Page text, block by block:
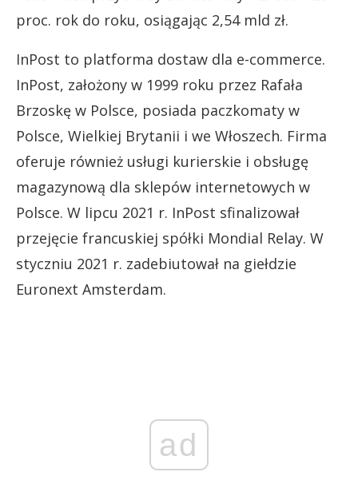
proc. rok do roku, osiągając 2,54 mld zł.
InPost to platforma dostaw dla e-commerce.
InPost, założony w 1999 roku przez Rafała
Brzoskę w Polsce, posiada paczkomaty w
Polsce, Wielkiej Brytanii i we Włoszech. Firma
oferuje również usługi kurierskie i obsługę
magazynową dla sklepów internetowych w
Polsce. W lipcu 2021 r. InPost sfinalizował
przejęcie francuskiej spółki Mondial Relay. W
styczniu 2021 r. zadebiutował na giełdzie
Euronext Amsterdam.
ad